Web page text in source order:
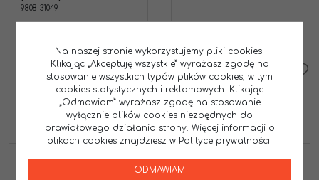
9808-31049
DO KOSZYKA DO KOSZYKA
2024/11 PASEK NAPĘDOWY
GATES NOWY TOWAR
2024/11 PASEK NAPĘDOWY
Na naszej stronie wykorzystujemy pliki cookies.
Klikając „Akceptuję wszystkie” wyrażasz zgodę na
stosowanie wszystkich typów plików cookies, w tym
cookies statystycznych i reklamowych. Klikając
„Odmawiam” wyrażasz zgodę na stosowanie
wyłącznie plików cookies niezbędnych do
prawidłowego działania strony. Więcej informacji o
plikach cookies znajdziesz w Polityce prywatności.
ODMAWIAM